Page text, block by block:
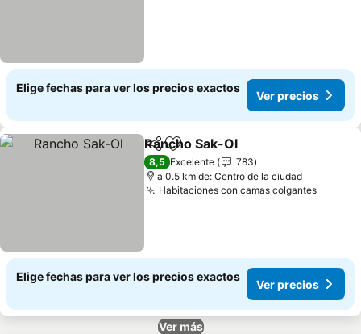
Elige fechas para ver los precios exactos
Ver precios
CompartirAgregar a favoritos
Rancho Sak-Ol
8,5 Excelente
783
a 0.5 km de: Centro de la ciudad
Habitaciones con camas colgantes
Elige fechas para ver los precios exactos
Ver precios
Ver más